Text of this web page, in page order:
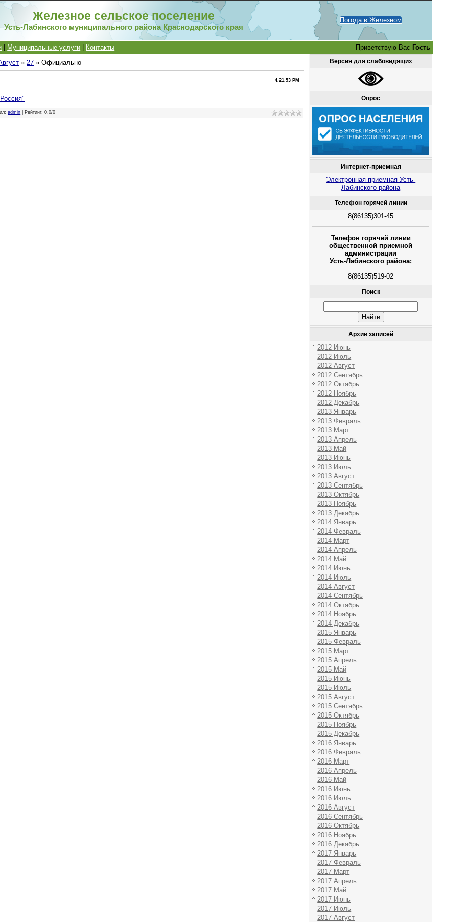
Железное сельское поселение
Усть-Лабинского муниципального района Краснодарского края
Погода в Железном
Муниципальные услуги Контакты Приветствую Вас Гость
» 27 » Официально
4.21.53 PM
:admin Рейтинг:0.0/0
Версия для слабовидящих
Опрос
Интернет-приемная
Электронная приемная Усть-
Лабинского района
Телефон горячей линии
8(86135)301-45
Телефон горячей линии
общественной приемной
администрации
Усть-Лабинского района:
8(86135)519-02
Поиск
Архив записей
2012 Июнь
2012 Июль
2012 Август
2012 Сентябрь
2012 Октябрь
2012 Ноябрь
2012 Декабрь
2013 Январь
2013 Февраль
2013 Март
2013 Апрель
2013 Май
2013 Июнь
2013 Июль
2013 Август
2013 Сентябрь
2013 Октябрь
2013 Ноябрь
2013 Декабрь
2014 Январь
2014 Февраль
2014 Март
2014 Апрель
2014 Май
2014 Июнь
2014 Июль
2014 Август
2014 Сентябрь
2014 Октябрь
2014 Ноябрь
2014 Декабрь
2015 Январь
2015 Февраль
2015 Март
2015 Апрель
2015 Май
2015 Июнь
2015 Июль
2015 Август
2015 Сентябрь
2015 Октябрь
2015 Ноябрь
2015 Декабрь
2016 Январь
2016 Февраль
2016 Март
2016 Апрель
2016 Май
2016 Июнь
2016 Июль
2016 Август
2016 Сентябрь
2016 Октябрь
2016 Ноябрь
2016 Декабрь
2017 Январь
2017 Февраль
2017 Март
2017 Апрель
2017 Май
2017 Июнь
2017 Июль
2017 Август